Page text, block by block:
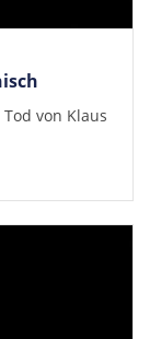
von Klaus